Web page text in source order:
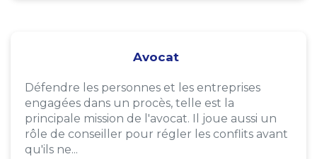
Avocat
Défendre les personnes et les entreprises
engagées dans un procès, telle est la
principale mission de l'avocat. Il joue aussi un
rôle de conseiller pour régler les conflits avant
qu'ils ne...